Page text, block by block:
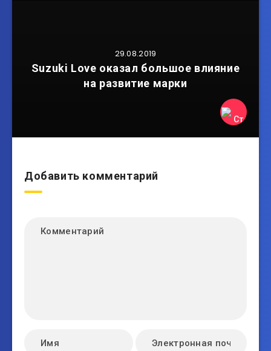
29.08.2019
Suzuki Love оказал большое влияние
на развитие марки
Добавить комментарий